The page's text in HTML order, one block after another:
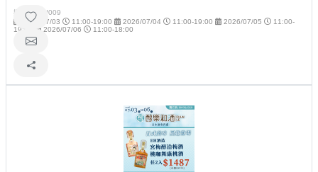
攤位號碼:
I009
2026/07/03
11:00-19:00 2026/07/04 11:00-19:00 2026/07/05
11:00-
19:00
2026/07/06 11:00-18:00